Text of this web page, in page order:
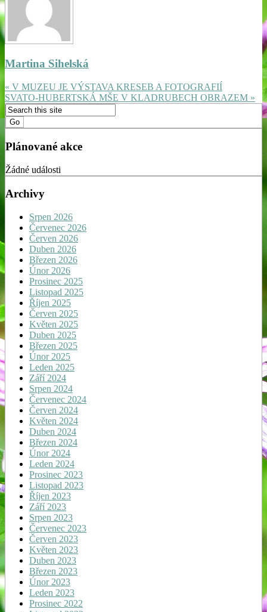
Martina Sihelská
« V MUZEU JE VÝSTAVA KRESEB A FOTOGRAFIÍ
SVATO-HUBERTSKÁ MŠE V KLADRUBECH OBRAZEM »
Plánované akce
Žádné události
Archivy
Srpen 2026
Červenec 2026
Červen 2026
Duben 2026
Březen 2026
Únor 2026
Prosinec 2025
Listopad 2025
Říjen 2025
Červen 2025
Květen 2025
Duben 2025
Březen 2025
Únor 2025
Leden 2025
Září 2024
Srpen 2024
Červenec 2024
Červen 2024
Květen 2024
Duben 2024
Březen 2024
Únor 2024
Leden 2024
Prosinec 2023
Listopad 2023
Říjen 2023
Září 2023
Srpen 2023
Červenec 2023
Červen 2023
Květen 2023
Duben 2023
Březen 2023
Únor 2023
Leden 2023
Prosinec 2022